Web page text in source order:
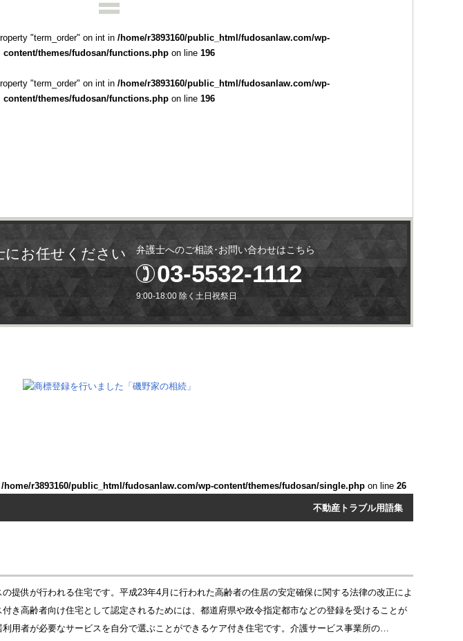
"term_order" on int in /home/r3893160/public_html/fudosanlaw.com/wp-
content/themes/fudosan/functions.php on line 196
"term_order" on int in /home/r3893160/public_html/fudosanlaw.com/wp-
content/themes/fudosan/functions.php on line 196
にお任せください 弁護士へのご相談･お問い合わせはこちら
03-5532-1112
9:00-18:00 除く土日祝祭日
/home/r3893160/public_html/fudosanlaw.com/wp-content/themes/fudosan/single.php on line 26
不動産トラブル用語集
提供が行われる住宅です。平成23年4月に行われた高齢者の住居の安定確保に関する法律の改正によ
き高齢者向け住宅として認定されるためには、都道府県や政令指定都市などの登録を受けることが
用者が必要なサービスを自分で選ぶことができるケア付き住宅です。介護サービス事業所の…